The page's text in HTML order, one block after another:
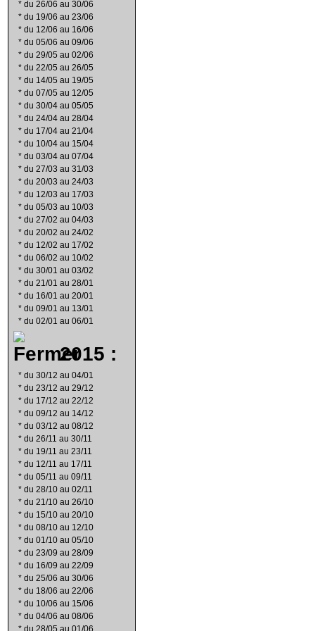
* du 26/06 au 30/06
* du 19/06 au 23/06
* du 12/06 au 16/06
* du 05/06 au 09/06
* du 29/05 au 02/06
* du 22/05 au 26/05
* du 14/05 au 19/05
* du 07/05 au 12/05
* du 30/04 au 05/05
* du 24/04 au 28/04
* du 17/04 au 21/04
* du 10/04 au 15/04
* du 03/04 au 07/04
* du 27/03 au 31/03
* du 20/03 au 24/03
* du 12/03 au 17/03
* du 05/03 au 10/03
* du 27/02 au 04/03
* du 20/02 au 24/02
* du 12/02 au 17/02
* du 06/02 au 10/02
* du 30/01 au 03/02
* du 21/01 au 28/01
* du 16/01 au 20/01
* du 09/01 au 13/01
* du 02/01 au 06/01
2015 :
* du 30/12 au 04/01
* du 23/12 au 29/12
* du 17/12 au 22/12
* du 09/12 au 14/12
* du 03/12 au 08/12
* du 26/11 au 30/11
* du 19/11 au 23/11
* du 12/11 au 17/11
* du 05/11 au 09/11
* du 28/10 au 02/11
* du 21/10 au 26/10
* du 15/10 au 20/10
* du 08/10 au 12/10
* du 01/10 au 05/10
* du 23/09 au 28/09
* du 16/09 au 22/09
* du 25/06 au 30/06
* du 18/06 au 22/06
* du 10/06 au 15/06
* du 04/06 au 08/06
* du 28/05 au 01/06